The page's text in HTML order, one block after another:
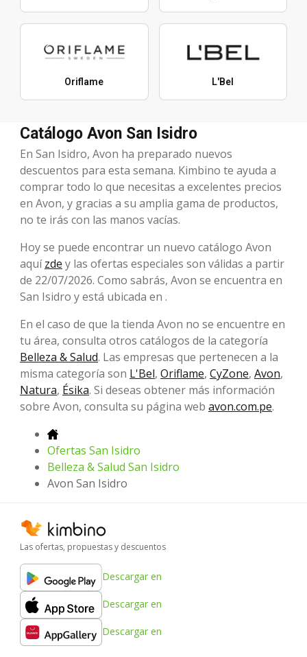
Oriflame L'Bel
Catálogo Avon San Isidro
En San Isidro, Avon ha preparado nuevos
descuentos para esta semana. Kimbino te ayuda a
comprar todo lo que necesitas a excelentes precios
en Avon, y gracias a su amplia gama de productos,
no te irás con las manos vacías.
Hoy se puede encontrar un nuevo catálogo Avon
aquízde y las ofertas especiales son válidas a partir
de 22/07/2026. Como sabrás, Avon se encuentra en
San Isidro y está ubicada en .
En el caso de que la tienda Avon no se encuentre en
tu área, consulta otros catálogos de la categoría
Belleza & Salud. Las empresas que pertenecen a la
misma categoría son L'Bel, Oriflame, CyZone, Avon,
Natura, Ésika. Si deseas obtener más información
sobre Avon, consulta su página web avon.com.pe.
Ofertas San Isidro
Belleza & Salud San Isidro
Avon San Isidro
Las ofertas, propuestas y descuentos
Descargar en
Descargar en
Descargar en